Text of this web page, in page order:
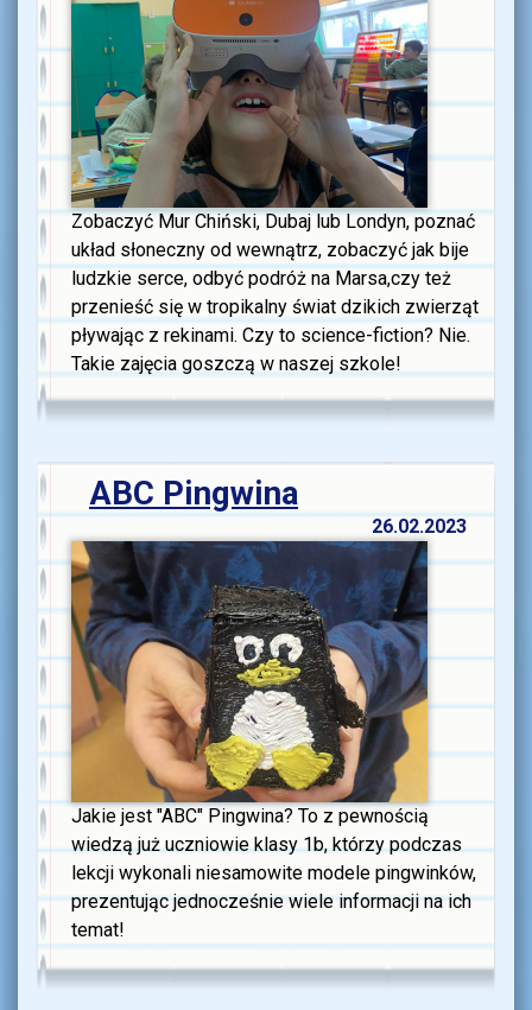
Zobaczyć Mur Chiński, Dubaj lub Londyn, poznać
układ słoneczny od wewnątrz, zobaczyć jak bije
ludzkie serce, odbyć podróż na Marsa,czy też
przenieść się w tropikalny świat dzikich zwierząt
pływając z rekinami. Czy to science-fiction? Nie.
Takie zajęcia goszczą w naszej szkole!
ABC Pingwina
26.02.2023
Jakie jest "ABC" Pingwina? To z pewnością
wiedzą już uczniowie klasy 1b, którzy podczas
lekcji wykonali niesamowite modele pingwinków,
prezentując jednocześnie wiele informacji na ich
temat!